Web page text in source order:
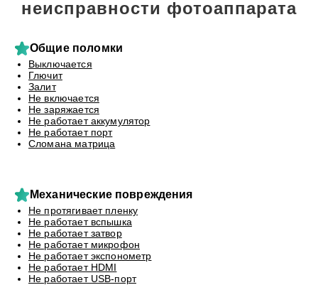
неисправности фотоаппарата
Общие поломки
Выключается
Глючит
Залит
Не включается
Не заряжается
Не работает аккумулятор
Не работает порт
Сломана матрица
Механические повреждения
Не протягивает пленку
Не работает вспышка
Не работает затвор
Не работает микрофон
Не работает экспонометр
Не работает HDMI
Не работает USB-порт